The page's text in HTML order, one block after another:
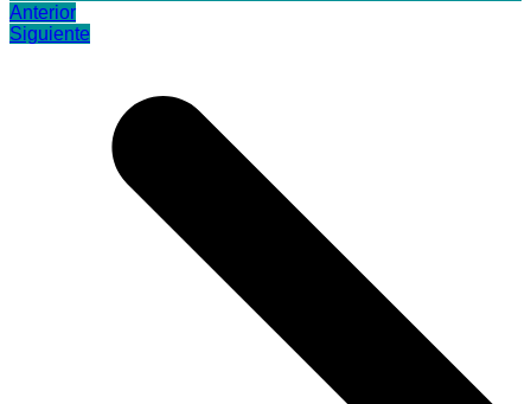
Anterior
Siguiente